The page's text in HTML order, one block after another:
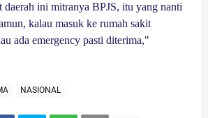
ini mitranya BPJS, itu yang nanti
kalau masuk ke rumah sakit
ada emergency pasti diterima,"
NASIONAL